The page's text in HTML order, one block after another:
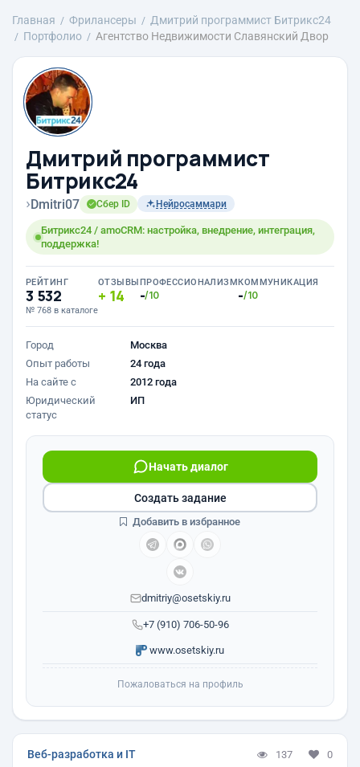
Главная Фрилансеры
Дмитрий программист Битрикс24
Портфолио
Агентство Недвижимости Славянский Двор
Дмитрий программист
Битрикс24
›Dmitri07 Сбер ID Нейросаммари
Битрикс24 / amoCRM: настройка, внедрение, интеграция,
поддержка!
РЕЙТИНГ
3 532
№ 768 в каталоге
ОТЗЫВЫ
14
ПРОФЕССИОНАЛИЗМ
-/10
КОММУНИКАЦИЯ
-/10
Город
Москва
Опыт работы
24 года
На сайте с
2012 года
Юридический
статус
ИП
+7 (910) 706-50-96
Начать диалог
dmitriy@osetskiy.ru
www.osetskiy.ru
Создать задание
Добавить в избранное
Пожаловаться на профиль
Веб-разработка и IT 137 0